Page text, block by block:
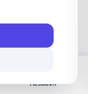
Hesabım